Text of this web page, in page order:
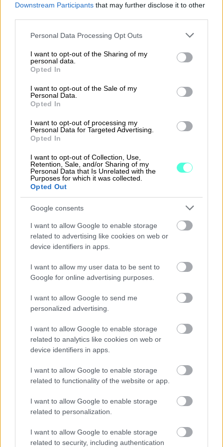
Downstream Participants that may further disclose it to other
Please note that this website/app uses one or more Google
not limited to your visit or usage behaviour. You may click to
grant or deny consent to Google and its third-party tags to
use your data for below specified purposes in below Google
consent section.
Personal Data Processing Opt Outs
I want to opt-out of the Sharing of my
personal data.
Opted In
I want to opt-out of the Sale of my
Personal Data.
Opted In
I want to opt-out of processing my
Personal Data for Targeted Advertising.
Opted In
I want to opt-out of Collection, Use,
Retention, Sale, and/or Sharing of my
Personal Data that Is Unrelated with the
Purposes for which it was collected.
Opted Out
Google consents
I want to allow Google to enable storage
related to advertising like cookies on web or
device identifiers in apps.
I want to allow my user data to be sent to
Google for online advertising purposes.
I want to allow Google to send me
personalized advertising.
I want to allow Google to enable storage
related to analytics like cookies on web or
device identifiers in apps.
I want to allow Google to enable storage
related to functionality of the website or app.
I want to allow Google to enable storage
related to personalization.
I want to allow Google to enable storage
related to security, including authentication
toiminnanjohtajille, hallituksen jäsenille
tai seuran hallinnossa työskenteleville.
Petteri Kleemola
ASIANTUNTIJA, FINAXA OY
taloushallintoon täysin keskittyvän
tilitoimiston asiantuntija. Hänellä on pitkä
tarpeista sekä niitä palvelevien
taloushallinnon käytäntöjen
kehittämisestä. Webinaarissa Petteri jakaa
esimerkkejä seura-arjessa toimivista
Pirjo Jartti